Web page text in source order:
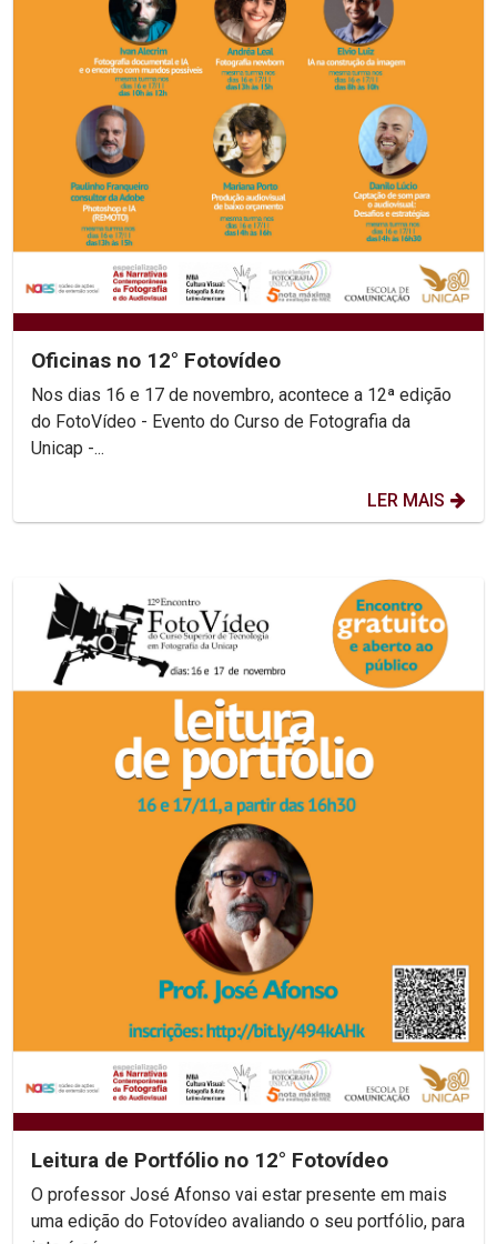
Oficinas no 12° Fotovídeo
Nos dias 16 e 17 de novembro, acontece a 12ª edição
do FotoVídeo - Evento do Curso de Fotografia da
Unicap -...
LER MAIS
Leitura de Portfólio no 12° Fotovídeo
O professor José Afonso vai estar presente em mais
uma edição do Fotovídeo avaliando o seu portfólio, para